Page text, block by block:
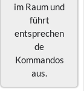
im Raum und
führt
entsprechen
de
Kommandos
aus.